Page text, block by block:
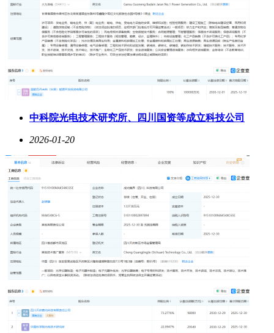
中科院光电技术研究所、四川国资等成立科技公司
2026-01-20